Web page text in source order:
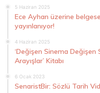
5 Haziran 2025
Ece Ayhan üzerine
yayınlanıyor!
4 Haziran 2025
‘Değişen Sinema
Arayışlar’ Kitabı
6 Ocak 2023
SenaristBir: Sözlü Tarih